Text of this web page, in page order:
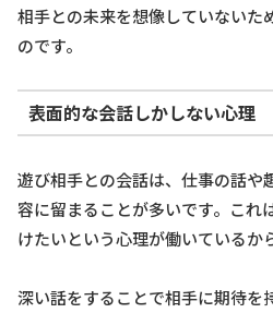
相手との未来を想像していないた
のです。
表面的な会話しかしない心理
遊び相手との会話は、仕事の話や
容に留まることが多いです。これ
けたいという心理が働いているか
深い話をすることで相手に期待を